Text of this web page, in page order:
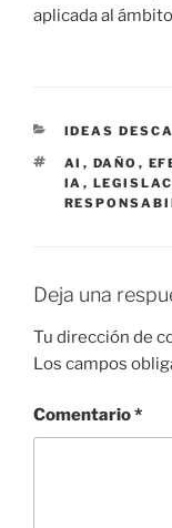
aplicada al
CATEGORÍAS
IDEAS
ETIQUETAS
AI , DAÑO ,
IA ,
Deja una
Tu dirección de
Los campos
Comentario*